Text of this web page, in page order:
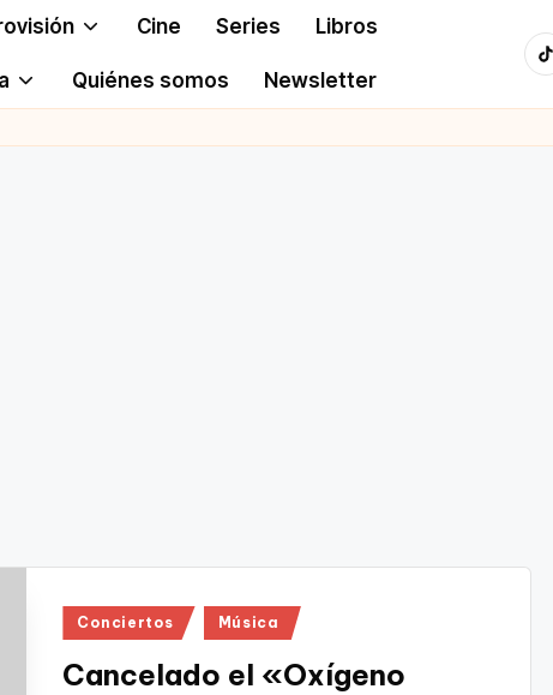
Cine Series Libros
Quiénes somos Newsletter
Publicado
Conciertos Música
Cancelado el «Oxígeno